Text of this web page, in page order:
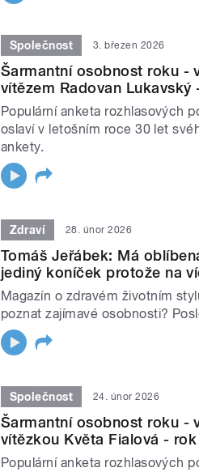
Společnost 3. březen 2026
Šarmantní osobnost roku -
vítězem Radovan Lukavský
Populární anketa rozhlasových
oslaví v letošním roce 30 let
ankety.
Zdraví 28. únor 2026
Tomáš Jeřábek: Má
jediný koníček protože na
Magazín o zdravém životním
poznat zajímavé osobnosti?
Společnost 24. únor 2026
Šarmantní osobnost roku -
vítězkou Květa Fialová - rok
Populární anketa rozhlasových